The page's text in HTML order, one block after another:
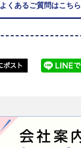
よくあるご質問はこちら